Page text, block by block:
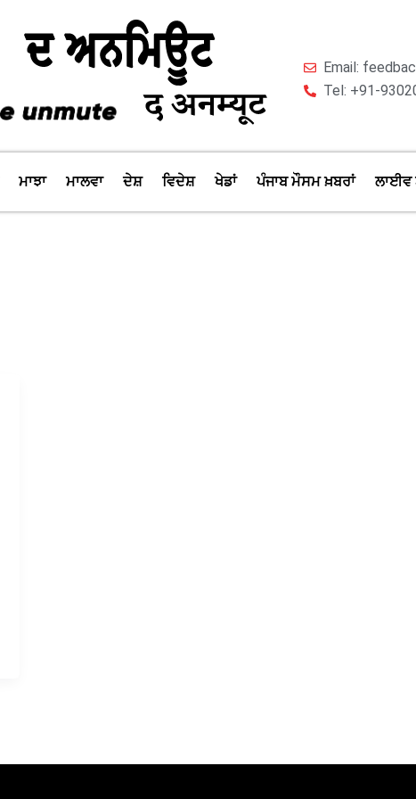
Email:
Tel: +91-
ਮਾਝਾ ਮਾਲਵਾ ਦੇਸ਼ ਵਿਦੇਸ਼ ਖੇਡਾਂ ਪੰਜਾਬ ਮੌਸਮ ਖ਼ਬਰਾਂ ਲਾਈਵ